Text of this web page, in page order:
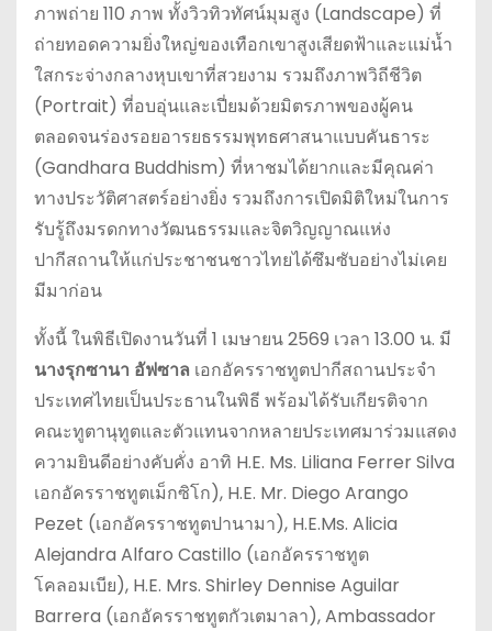
ภาพถ่าย 110 ภาพ ทั้งวิวทิวทัศน์มุมสูง (Landscape) ที่
ถ่ายทอดความยิ่งใหญ่ของเทือกเขาสูงเสียดฟ้าและแม่น้ำ
ใสกระจ่างกลางหุบเขาที่สวยงาม รวมถึงภาพวิถีชีวิต
(Portrait) ที่อบอุ่นและเปี่ยมด้วยมิตรภาพของผู้คน
ตลอดจนร่องรอยอารยธรรมพุทธศาสนาแบบคันธาระ
(Gandhara Buddhism) ที่หาชมได้ยากและมีคุณค่า
ทางประวัติศาสตร์อย่างยิ่ง รวมถึงการเปิดมิติใหม่ในการ
รับรู้ถึงมรดกทางวัฒนธรรมและจิตวิญญาณแห่ง
ปากีสถานให้แก่ประชาชนชาวไทยได้ซึมซับอย่างไม่เคย
มีมาก่อน
ทั้งนี้ ในพิธีเปิดงานวันที่ 1 เมษายน 2569 เวลา 13.00 น. มี
นางรุกซานา อัฟซาล เอกอัครราชทูตปากีสถานประจำ
ประเทศไทยเป็นประธานในพิธี พร้อมได้รับเกียรติจาก
คณะทูตานุทูตและตัวแทนจากหลายประเทศมาร่วมแสดง
ความยินดีอย่างคับคั่ง อาทิ H.E. Ms. Liliana Ferrer Silva
เอกอัครราชทูตเม็กซิโก), H.E. Mr. Diego Arango
Pezet (เอกอัครราชทูตปานามา), H.E.Ms. Alicia
Alejandra Alfaro Castillo (เอกอัครราชทูต
โคลอมเบีย), H.E. Mrs. Shirley Dennise Aguilar
Barrera (เอกอัครราชทูตกัวเตมาลา), Ambassador